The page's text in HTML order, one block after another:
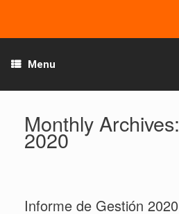
Menu
Monthly Archives:
2020
Informe de Gestión 2020